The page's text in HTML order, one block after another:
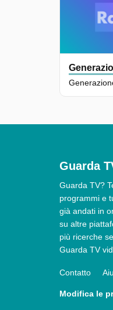
Guarda
Guarda TV?
programmi e
già andati in
su altre
più ricerche
Guarda TV
Contatto
Modifica le